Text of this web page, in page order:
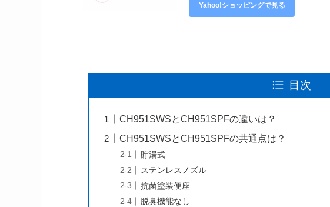
Yahoo!ショッピングで見る
目次
CH951SWSとCH951SPFの違いは？
CH951SWSとCH951SPFの共通点は？
貯湯式
ステンレスノズル
抗菌塗装便座
脱臭機能なし